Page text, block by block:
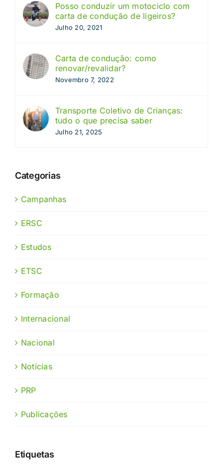
Posso conduzir um motociclo com
carta de condução de ligeiros?
Julho 20, 2021
Carta de condução: como
renovar/revalidar?
Novembro 7, 2022
Transporte Coletivo de Crianças:
tudo o que precisa saber
Julho 21, 2025
Categorias
Campanhas
ERSC
Estudos
ETSC
Formação
Internacional
Nacional
Notícias
PRP
Publicações
Etiquetas